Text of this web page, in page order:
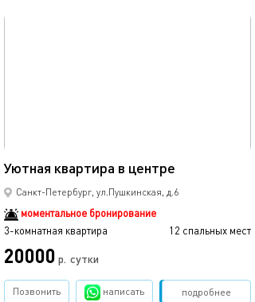
Уютная квартира в центре
Санкт-Петербург, ул.Пушкинская, д.6
моментальное бронирование
3-комнатная квартира
12 спальных мест
20000 р. сутки
подробнее
Позвонить написать Забронировать